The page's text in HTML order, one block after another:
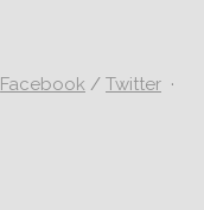
Facebook / Twitter ·